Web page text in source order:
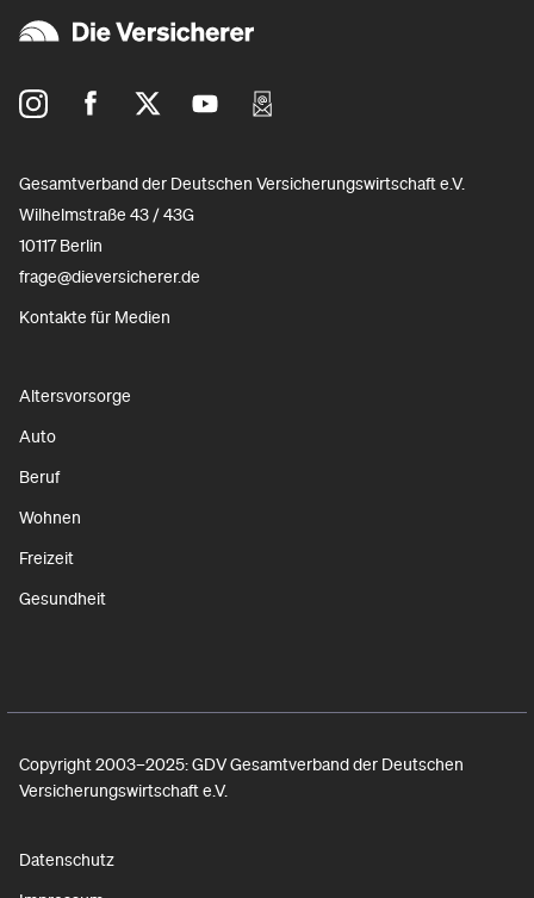
Gesamtverband der Deutschen Versicherungswirtschaft e.V.
Wilhelmstraße 43 / 43G
10117 Berlin
frage@dieversicherer.de
Kontakte für Medien
Altersvorsorge
Auto
Beruf
Wohnen
Freizeit
Gesundheit
Copyright 2003–2025: GDV Gesamtverband der Deutschen
Versicherungswirtschaft e.V.
Datenschutz